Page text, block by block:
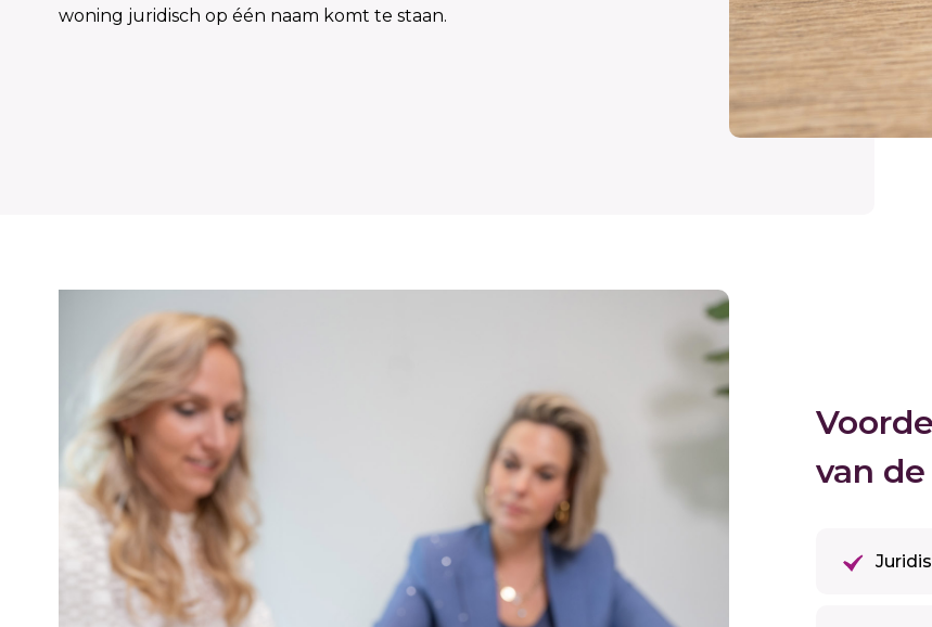
woning juridisch op één naam komt te staan.
van